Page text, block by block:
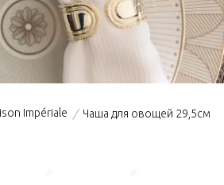
Impériale / Чаша для овощей 29,5см